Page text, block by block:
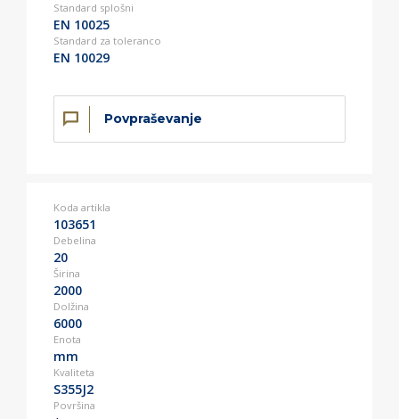
Standard splošni
EN 10025
Standard za toleranco
EN 10029
Povpraševanje
Koda artikla
103651
Debelina
20
Širina
2000
Dolžina
6000
Enota
mm
Kvaliteta
S355J2
Površina